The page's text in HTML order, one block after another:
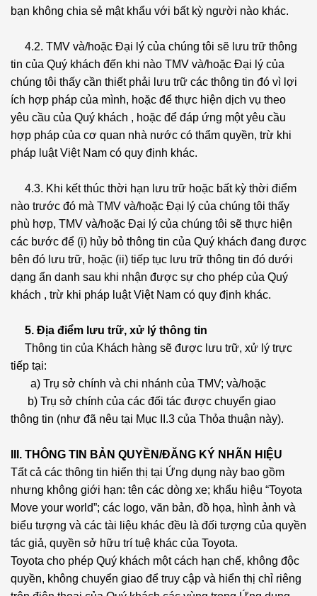
bạn không chia sẻ mật khẩu với bất kỳ người nào khác.
4.2. TMV và/hoặc Đại lý của chúng tôi sẽ lưu trữ thông
tin của Quý khách đến khi nào TMV và/hoặc Đại lý của
chúng tôi thấy cần thiết phải lưu trữ các thông tin đó vì lợi
ích hợp pháp của mình, hoặc để thực hiện dịch vụ theo
yêu cầu của Quý khách , hoặc để đáp ứng một yêu cầu
hợp pháp của cơ quan nhà nước có thẩm quyền, trừ khi
pháp luật Việt Nam có quy định khác.
4.3. Khi kết thúc thời hạn lưu trữ hoặc bất kỳ thời điểm
nào trước đó mà TMV và/hoặc Đại lý của chúng tôi thấy
phù hợp, TMV và/hoặc Đại lý của chúng tôi sẽ thực hiện
các bước để (i) hủy bỏ thông tin của Quý khách đang được
bên đó lưu trữ, hoặc (ii) tiếp tục lưu trữ thông tin đó dưới
dạng ẩn danh sau khi nhận được sự cho phép của Quý
khách , trừ khi pháp luật Việt Nam có quy định khác.
5. Địa điểm lưu trữ, xử lý thông tin
Thông tin của Khách hàng sẽ được lưu trữ, xử lý trực
tiếp tại:
a) Trụ sở chính và chi nhánh của TMV; và/hoặc
b) Trụ sở chính của các đối tác được chuyển giao
thông tin (như đã nêu tại Mục II.3 của Thỏa thuận này).
III. THÔNG TIN BẢN QUYỀN/ĐĂNG KÝ NHÃN HIỆU
Tất cả các thông tin hiển thị tại Ứng dụng này bao gồm
nhưng không giới hạn: tên các dòng xe; khẩu hiệu “Toyota
Move your world”; các logo, văn bản, đồ họa, hình ảnh và
biểu tượng và các tài liệu khác đều là đối tượng của quyền
tác giả, quyền sở hữu trí tuệ khác của Toyota.
Toyota cho phép Quý khách một cách hạn chế, không độc
quyền, không chuyển giao để truy cập và hiển thị chỉ riêng